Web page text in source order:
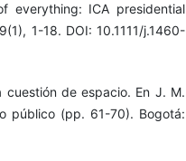
everything: ICA presidential
1-18. DOI: 10.1111/j.1460-
cuestión de espacio. En J. M.
público (pp. 61-70). Bogotá: